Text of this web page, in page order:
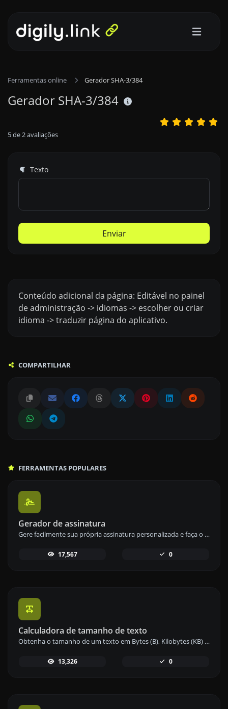
Ferramentas online Gerador SHA-3/384
Gerador SHA-3/384
5de2avaliações
Texto
Enviar
Conteúdo adicional da página: Editável no painel
de administração -> idiomas -> escolher ou criar
idioma -> traduzir página do aplicativo.
COMPARTILHAR
FERRAMENTAS POPULARES
Gerador de assinatura
Gere facilmente sua própria assinatura personalizada e faça o download com facilidade.
17,567 0
Calculadora de tamanho de texto
Obtenha o tamanho de um texto em Bytes (B), Kilobytes (KB) ou Megabytes (MB).
13,326 0